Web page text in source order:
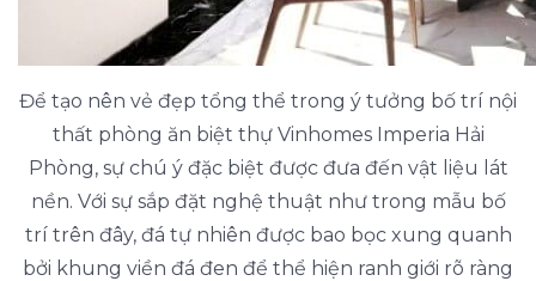
Để tạo nên vẻ đẹp tổng thể trong ý tưởng bố trí nội
thất phòng ăn biệt thự Vinhomes Imperia Hải
Phòng, sự chú ý đặc biệt được đưa đến vật liệu lát
nền. Với sự sắp đặt nghệ thuật như trong mẫu bố
trí trên đây, đá tự nhiên được bao bọc xung quanh
bởi khung viền đá đen để thể hiện ranh giới rõ ràng